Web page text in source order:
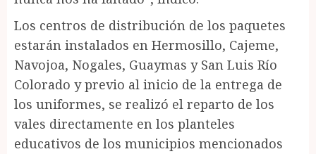
Los centros de distribución de los paquetes
estarán instalados en Hermosillo, Cajeme,
Navojoa, Nogales, Guaymas y San Luis Río
Colorado y previo al inicio de la entrega de
los uniformes, se realizó el reparto de los
vales directamente en los planteles
educativos de los municipios mencionados